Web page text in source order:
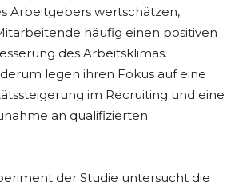
Arbeitgebers wertschätzen,
häufig einen positiven
des Arbeitsklimas.
legen ihren Fokus auf eine
im Recruiting und eine
an qualifizierten
der Studie untersucht die